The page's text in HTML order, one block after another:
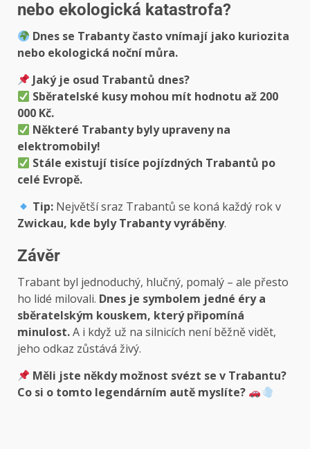
nebo ekologická katastrofa?
Dnes se Trabanty často vnímají jako kuriozita
nebo ekologická noční můra.
Jaký je osud Trabantů dnes?
Sběratelské kusy mohou mít hodnotu až 200
000 Kč.
Některé Trabanty byly upraveny na
elektromobily!
Stále existují tisíce pojízdných Trabantů po
celé Evropě.
Tip: Největší sraz Trabantů se koná každý rok v
Zwickau, kde byly Trabanty vyráběny.
Závěr
Trabant byl jednoduchý, hlučný, pomalý – ale přesto
ho lidé milovali. Dnes je symbolem jedné éry a
sběratelským kouskem, který připomíná
minulost.A i když už na silnicích není běžně vidět,
jeho odkaz zůstává živý.
Měli jste někdy možnost svézt se v Trabantu?
Co si o tomto legendárním autě myslíte?